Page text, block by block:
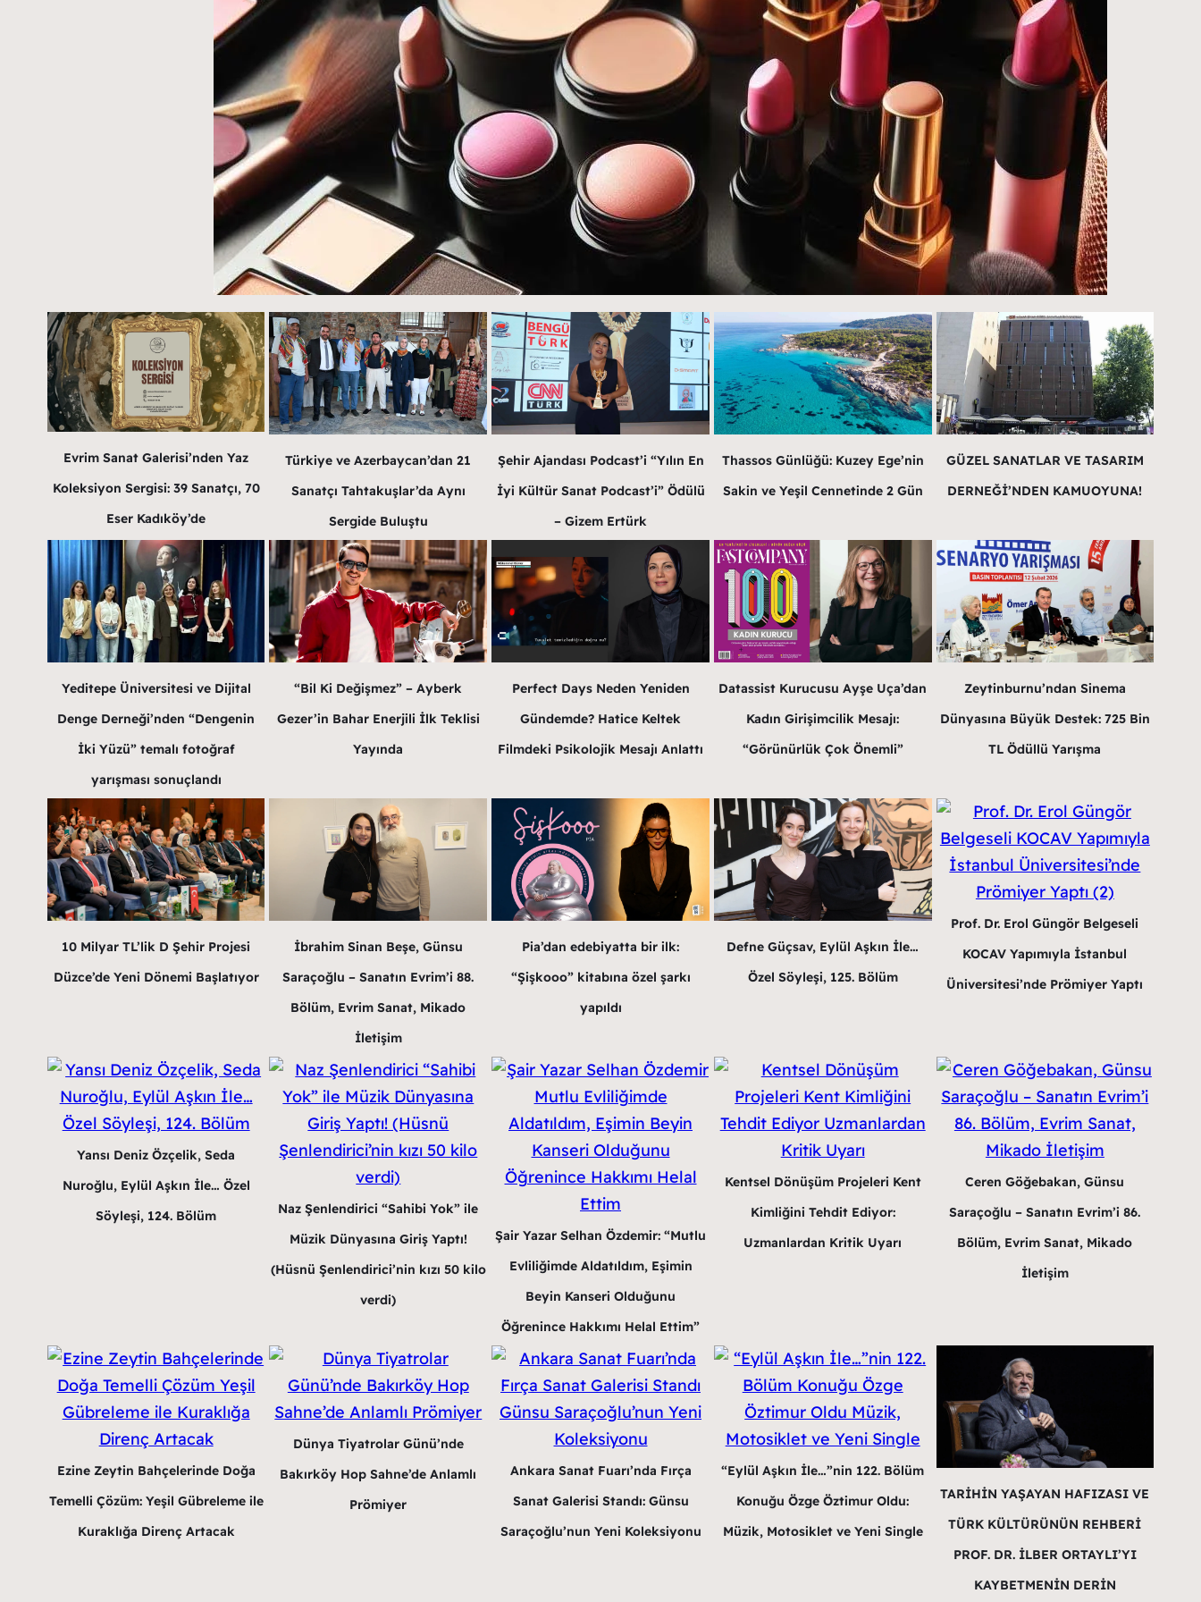
Evrim Sanat Galerisi’nden Yaz
Koleksiyon Sergisi: 39 Sanatçı, 70
Eser Kadıköy’de
Türkiye ve Azerbaycan’dan 21
Sanatçı Tahtakuşlar’da Aynı
Sergide Buluştu
Şehir Ajandası Podcast’i “Yılın En
İyi Kültür Sanat Podcast’i” Ödülü
– Gizem Ertürk
Thassos Günlüğü: Kuzey Ege’nin
Sakin ve Yeşil Cennetinde 2 Gün
GÜZEL SANATLAR VE TASARIM
DERNEĞİ’NDEN KAMUOYUNA!
Yeditepe Üniversitesi ve Dijital
Denge Derneği’nden “Dengenin
İki Yüzü” temalı fotoğraf
yarışması sonuçlandı
“Bil Ki Değişmez” – Ayberk
Gezer’in Bahar Enerjili İlk Teklisi
Yayında
Perfect Days Neden Yeniden
Gündemde? Hatice Keltek
Filmdeki Psikolojik Mesajı Anlattı
Datassist Kurucusu Ayşe Uça’dan
Kadın Girişimcilik Mesajı:
“Görünürlük Çok Önemli”
Zeytinburnu’ndan Sinema
Dünyasına Büyük Destek: 725 Bin
TL Ödüllü Yarışma
10 Milyar TL’lik D Şehir Projesi
Düzce’de Yeni Dönemi Başlatıyor
İbrahim Sinan Beşe, Günsu
Saraçoğlu – Sanatın Evrim’i 88.
Bölüm, Evrim Sanat, Mikado
İletişim
Pia’dan edebiyatta bir ilk:
“Şişkooo” kitabına özel şarkı
yapıldı
Defne Güçsav, Eylül Aşkın İle…
Özel Söyleşi, 125. Bölüm
Prof. Dr. Erol Güngör Belgeseli
KOCAV Yapımıyla İstanbul
Üniversitesi’nde Prömiyer Yaptı
Yansı Deniz Özçelik, Seda
Nuroğlu, Eylül Aşkın İle… Özel
Söyleşi, 124. Bölüm
Naz Şenlendirici “Sahibi Yok” ile
Müzik Dünyasına Giriş Yaptı!
(Hüsnü Şenlendirici’nin kızı 50 kilo
verdi)
Şair Yazar Selhan Özdemir: “Mutlu
Evliliğimde Aldatıldım, Eşimin
Beyin Kanseri Olduğunu
Öğrenince Hakkımı Helal Ettim”
Kentsel Dönüşüm Projeleri Kent
Kimliğini Tehdit Ediyor:
Uzmanlardan Kritik Uyarı
Ceren Göğebakan, Günsu
Saraçoğlu – Sanatın Evrim’i 86.
Bölüm, Evrim Sanat, Mikado
İletişim
Ezine Zeytin Bahçelerinde Doğa
Temelli Çözüm: Yeşil Gübreleme ile
Kuraklığa Direnç Artacak
Dünya Tiyatrolar Günü’nde
Bakırköy Hop Sahne’de Anlamlı
Prömiyer
Ankara Sanat Fuarı’nda Fırça
Sanat Galerisi Standı: Günsu
Saraçoğlu’nun Yeni Koleksiyonu
“Eylül Aşkın İle…”nin 122. Bölüm
Konuğu Özge Öztimur Oldu:
Müzik, Motosiklet ve Yeni Single
TARİHİN YAŞAYAN HAFIZASI VE
TÜRK KÜLTÜRÜNÜN REHBERİ
PROF. DR. İLBER ORTAYLI’YI
KAYBETMENİN DERİN